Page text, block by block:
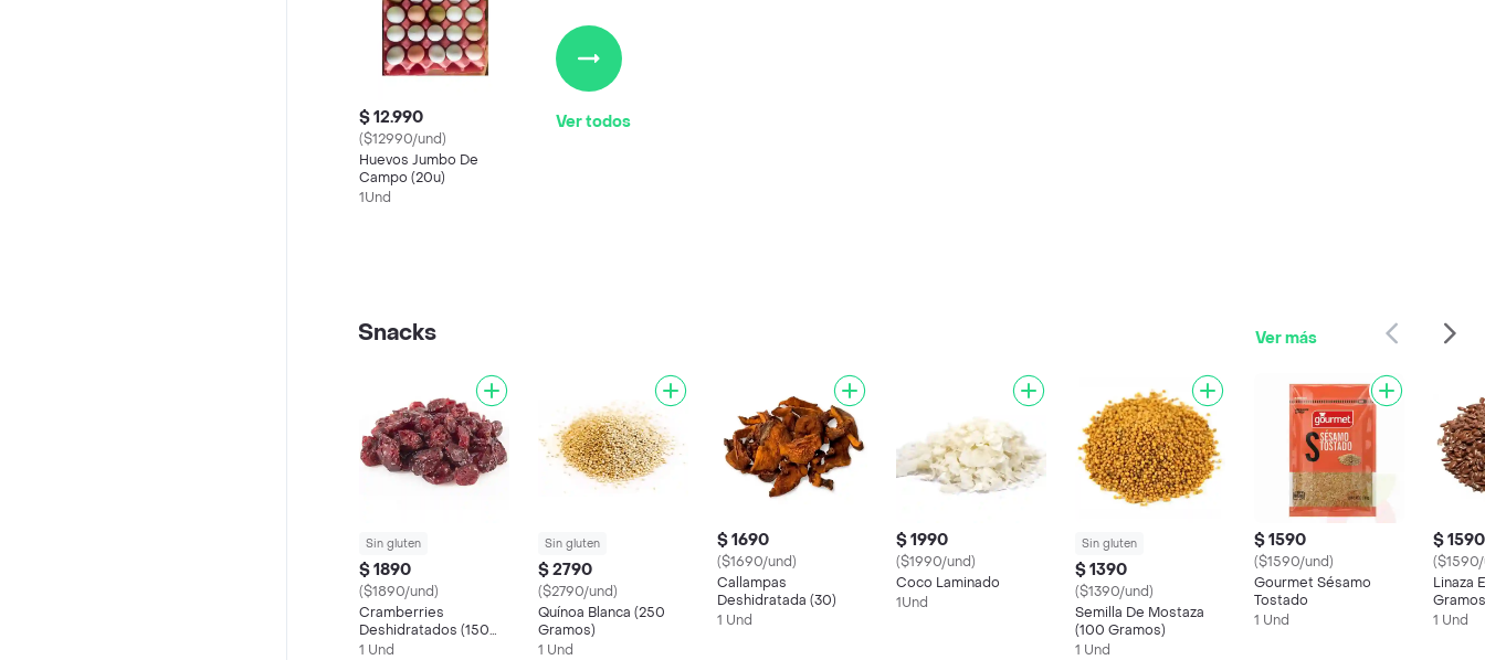
$ 12.990
($12990/und)
Huevos Jumbo De
Campo (20u)
1Und
Ver todos
Snacks Ver más
Sin gluten
$ 1890
($1890/und)
Cramberries
Deshidratados (150
Gramos)
1 Und
Sin gluten
$ 2790
($2790/und)
Quínoa Blanca (250
Gramos)
1 Und
$ 1690
($1690/und)
Callampas
Deshidratada (30)
1 Und
$ 1990
($1990/und)
Coco Laminado
1Und
Sin gluten
$ 1390
($1390/und)
Semilla De Mostaza
(100 Gramos)
1 Und
$ 1590
($1590/und)
Gourmet Sésamo
Tostado
1 Und
$ 1590
Linaza
1 Und